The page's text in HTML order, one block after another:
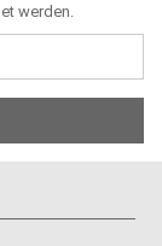
werden.